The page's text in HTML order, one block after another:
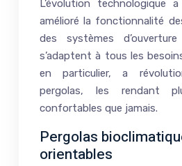
L’évolution technologique
amélioré la fonctionnalité
des systèmes
s’adaptent à tous les
en particulier, a
pergolas, les rendant
confortables que jamais.
Pergolas
orientables